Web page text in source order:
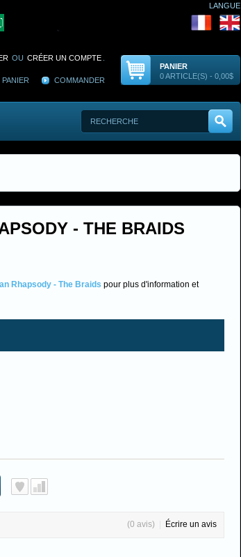
LANGUE
PANIER
0 ARTICLE(S) - 0,00$
OU CRÉER UN COMPTE
PANIER COMMANDER
- THE BRAIDS
Rhapsody - The Braids pour plus d'information et
(0 avis) Écrire un avis